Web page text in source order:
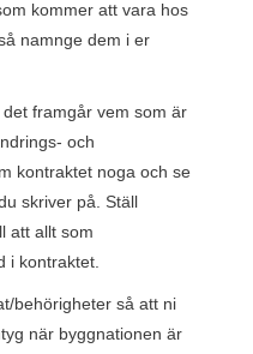
kommer att vara hos
namnge dem i er
framgår vem som är
och
kontraktet noga och se
skriver på. Ställ
att allt som
i kontraktet.
behörigheter så att ni
när byggnationen är